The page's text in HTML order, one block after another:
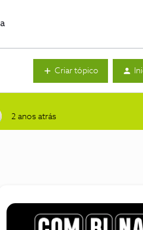
Criar tópico
2 anos atrás